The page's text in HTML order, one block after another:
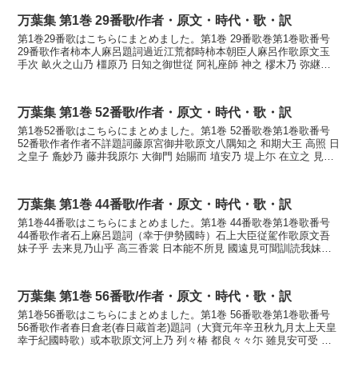
万葉集 第1巻 29番歌/作者・原文・時代・歌・訳
第1巻29番歌はこちらにまとめました。第1巻 29番歌巻第1巻歌番号
29番歌作者柿本人麻呂題詞過近江荒都時柿本朝臣人麻呂作歌原文玉
手次 畝火之山乃 橿原乃 日知之御世従 阿礼座師 神之 樛木乃 弥継嗣
万葉集 第1巻 52番歌/作者・原文・時代・歌・訳
第1巻52番歌はこちらにまとめました。第1巻 52番歌巻第1巻歌番号
52番歌作者作者不詳題詞藤原宮御井歌原文八隅知之 和期大王 高照 日
之皇子 麁妙乃 藤井我原尓 大御門 始賜而 埴安乃 堤上尓 在立之 見之
万葉集 第1巻 44番歌/作者・原文・時代・歌・訳
第1巻44番歌はこちらにまとめました。第1巻 44番歌巻第1巻歌番号
44番歌作者石上麻呂題詞（幸于伊勢國時）石上大臣従駕作歌原文吾
妹子乎 去来見乃山乎 高三香裳 日本能不所見 國遠見可聞訓読我妹子
万葉集 第1巻 56番歌/作者・原文・時代・歌・訳
第1巻56番歌はこちらにまとめました。第1巻 56番歌巻第1巻歌番号
56番歌作者春日倉老(春日蔵首老)題詞（大寶元年辛丑秋九月太上天皇
幸于紀國時歌）或本歌原文河上乃 列々椿 都良々々尓 雖見安可受 巨